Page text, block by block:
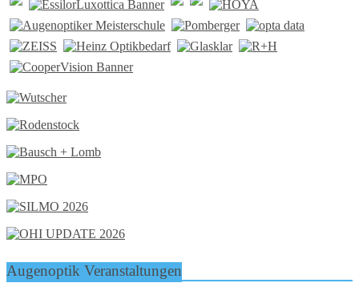
Augenoptik Veranstaltungen